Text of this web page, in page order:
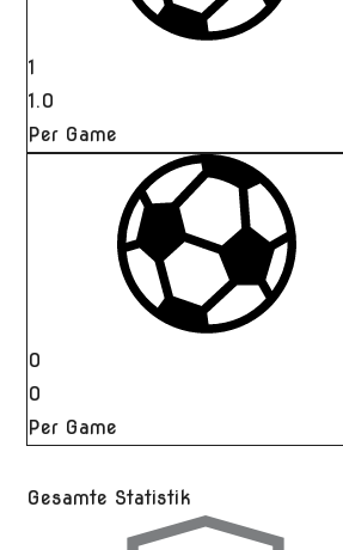
1
1.0
Per Game
0
0
Per Game
Gesamte Statistik